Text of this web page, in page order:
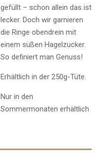
gefüllt – schon allein das ist
lecker. Doch wir garnieren
die Ringe obendrein mit
einem süßen Hagelzucker.
So definiert man Genuss!
Erhältlich in der 250g-Tüte.
Nur in den
Sommermonaten erhältlich